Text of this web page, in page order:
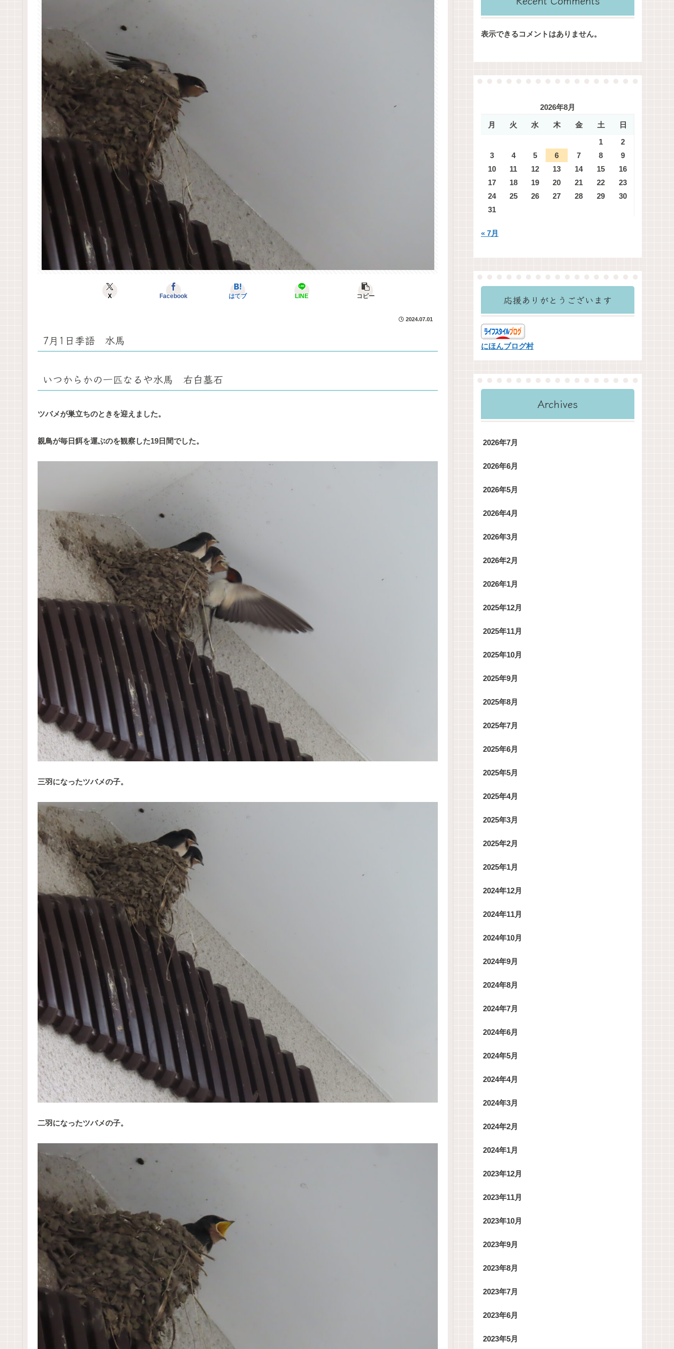
X Facebook はてブ LINE コピー
2024.07.01
7月1日季語 水馬
いつからかの一匹なるや水馬 右白墓石
ツバメが巣立ちのときを迎えました。
親鳥が毎日餌を運ぶのを観察した19日間でした。
三羽になったツバメの子。
二羽になったツバメの子。
表示できるコメントはありません。
2026年8月
月 火 水 木 金 土
日
1
2
3
4 5 6 7 8
9
10
11 12 13 14 15
16
17
18 19 20 21 22
23
24
25 26 27 28 29
30
31
« 7月
応援ありがとうございます
にほんブログ村
Archives
2026年7月
2026年6月
2026年5月
2026年4月
2026年3月
2026年2月
2026年1月
2025年12月
2025年11月
2025年10月
2025年9月
2025年8月
2025年7月
2025年6月
2025年5月
2025年4月
2025年3月
2025年2月
2025年1月
2024年12月
2024年11月
2024年10月
2024年9月
2024年8月
2024年7月
2024年6月
2024年5月
2024年4月
2024年3月
2024年2月
2024年1月
2023年12月
2023年11月
2023年10月
2023年9月
2023年8月
2023年7月
2023年6月
2023年5月